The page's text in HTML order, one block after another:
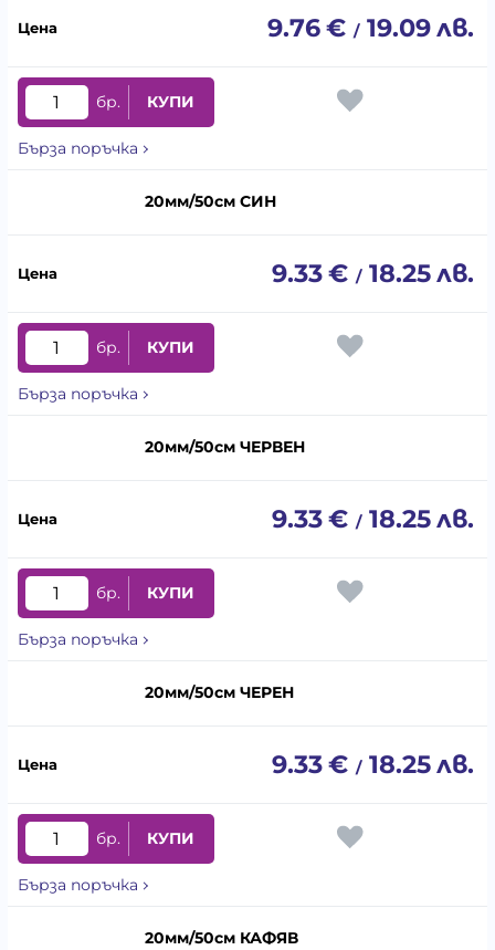
9.76€ / 19.09лв.
бр. КУПИ
Бърза поръчка
20мм/50см СИН
9.33€ / 18.25лв.
бр. КУПИ
Бърза поръчка
20мм/50см ЧЕРВЕН
9.33€ / 18.25лв.
бр. КУПИ
Бърза поръчка
20мм/50см ЧЕРЕН
9.33€ / 18.25лв.
бр. КУПИ
Бърза поръчка
20мм/50см КАФЯВ